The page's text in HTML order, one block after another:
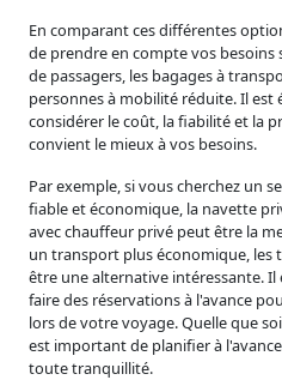
En comparant ces différentes
de prendre en compte vos
de passagers, les bagages à
personnes à mobilité réduite. Il
considérer le coût, la fiabilité et la
convient le mieux à vos besoins.
Par exemple, si vous cherchez un
fiable et économique, la navette
avec chauffeur privé peut être la
un transport plus économique,
être une alternative intéressante.
faire des réservations à l'avance
lors de votre voyage. Quelle que
est important de planifier à
toute tranquillité.